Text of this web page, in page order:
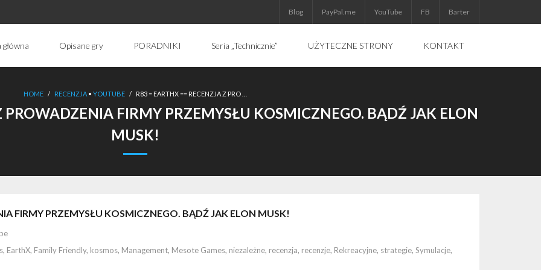
Blog PayPal.me YouTube FB Barter
Opisane gry PORADNIKI Seria „Technicznie” UŻYTECZNE STRONY KONTAKT
HOME / RECENZJA • YOUTUBE / R83 = EARTHX == RECENZJA Z PRO …
FIRMY PRZEMYSŁU KOSMICZNEGO. BĄDŹ JAK ELON
MUSK!
FIRMY PRZEMYSŁU KOSMICZNEGO. BĄDŹ JAK ELON MUSK!
, EarthX, Family Friendly, kosmos, Management, Mesote Games, niezależne, recenzja, recenzje, Rekreacyjne, strategie, Symulacje,